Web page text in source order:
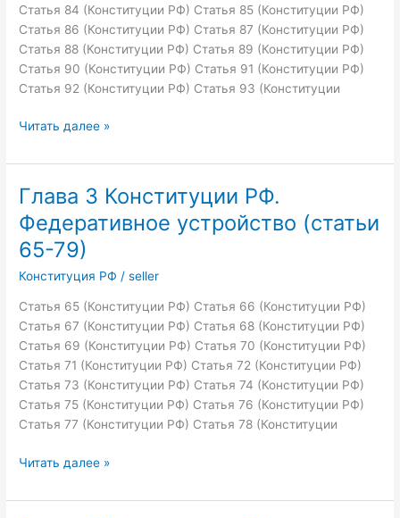
Статья 84 (Конституции РФ) Статья 85 (Конституции РФ)
Статья 86 (Конституции РФ) Статья 87 (Конституции РФ)
Статья 88 (Конституции РФ) Статья 89 (Конституции РФ)
Статья 90 (Конституции РФ) Статья 91 (Конституции РФ)
Статья 92 (Конституции РФ) Статья 93 (Конституции
Глава
Конституции
Президент
Российской
Федерации
(статьи
80-
93)
Читать далее »
Глава 3 Конституции РФ.
Федеративное устройство (статьи
65-79)
Конституция РФ /seller
Статья 65 (Конституции РФ) Статья 66 (Конституции РФ)
Статья 67 (Конституции РФ) Статья 68 (Конституции РФ)
Статья 69 (Конституции РФ) Статья 70 (Конституции РФ)
Статья 71 (Конституции РФ) Статья 72 (Конституции РФ)
Статья 73 (Конституции РФ) Статья 74 (Конституции РФ)
Статья 75 (Конституции РФ) Статья 76 (Конституции РФ)
Статья 77 (Конституции РФ) Статья 78 (Конституции
Глава
Конституции
Читать далее »